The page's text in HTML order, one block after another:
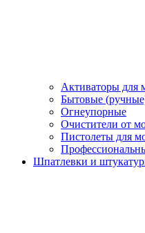
Активаторы для
Бытовые
Огнеупорные
Очистители от
Пистолеты для
Шпатлевки и